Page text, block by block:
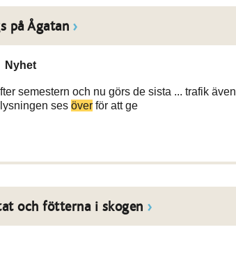
på Ågatan
Nyhet
semestern och nu görs de sista ... trafik även
ses över för att ge
och fötterna i skogen